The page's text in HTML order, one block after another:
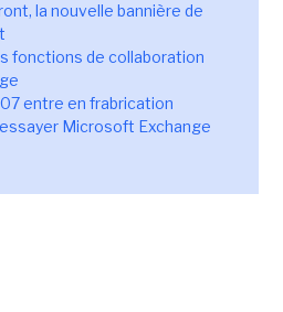
la nouvelle bannière de
fonctions de collaboration
entre en frabrication
Microsoft Exchange